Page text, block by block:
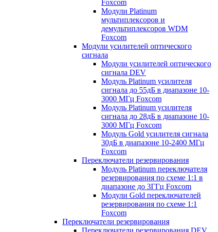
Foxcom
Модули Platinum
мультиплексоров и
демультиплексоров WDM
Foxcom
Модули усилителей оптического
сигнала
Модули усилителей оптического
сигнала DEV
Модуль Platinum усилителя
сигнала до 55дБ в диапазоне 10-
3000 МГц Foxcom
Модуль Platinum усилителя
сигнала до 28дБ в диапазоне 10-
3000 МГц Foxcom
Модуль Gold усилителя сигнала
30дБ в диапазоне 10-2400 МГц
Foxcom
Переключатели резервирования
Модуль Platinum переключателя
резервирования по схеме 1:1 в
диапазоне до 3ГГц Foxcom
Модули Gold переключателей
резервирования по схеме 1:1
Foxcom
Переключатели резервирования
Переключатели резервирования DEV